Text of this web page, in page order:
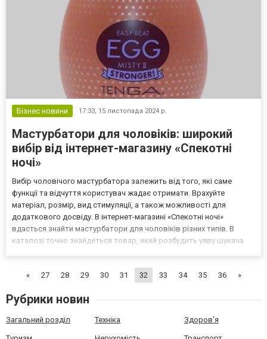
Бізнес новини 17:33, 15 листопада 2024 р.
Мастурбатори для чоловіків: широкий
вибір від інтернет-магазину «Спекотні
ночі»
Вибір чоловічого мастурбатора залежить від того, які саме
функції та відчуття користувач жадає отримати. Врахуйте
матеріал, розмір, вид стимуляції, а також можливості для
додаткового досвіду. В інтернет-магазині «Спекотні ночі»
вдасться знайти мастурбатори для чоловіків різних типів. В
каталозі точно знайдеться товар, який розбудить уяву шукача
«
27 28 29 30 31 32 33 34 35 36 »
Рубрики новин
Загальний розділ Техніка Здоров'я